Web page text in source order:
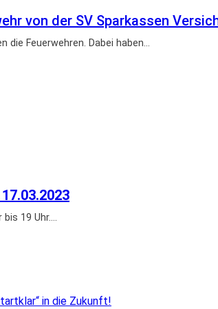
von der SV Sparkassen
die Feuerwehren. Dabei haben…
bis 19 Uhr….